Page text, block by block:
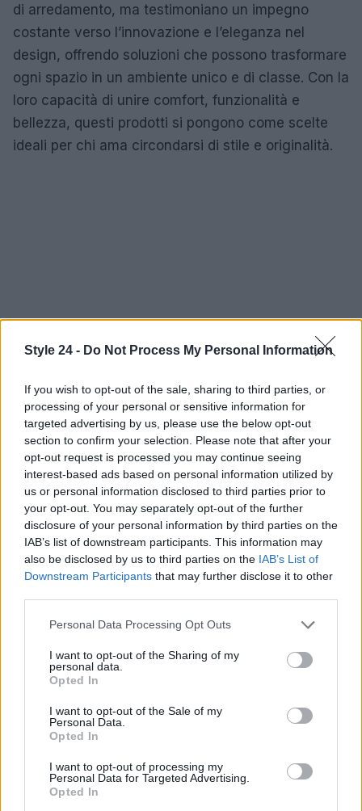
Style 24 - Do Not Process My Personal Information
If you wish to opt-out of the sale, sharing to third parties, or
processing of your personal or sensitive information for
targeted advertising by us, please use the below opt-out
section to confirm your selection. Please note that after your
opt-out request is processed you may continue seeing
interest-based ads based on personal information utilized by
us or personal information disclosed to third parties prior to
your opt-out. You may separately opt-out of the further
disclosure of your personal information by third parties on the
IAB’s list of downstream participants. This information may
also be disclosed by us to third parties on the IAB’s List of
Downstream Participants that may further disclose it to other
Please note that this website/app uses one or more Google
not limited to your visit or usage behaviour. You may click to
grant or deny consent to Google and its third-party tags to
use your data for below specified purposes in below Google
consent section.
Personal Data Processing Opt Outs
I want to opt-out of the Sharing of my
personal data.
Opted In
I want to opt-out of the Sale of my
Personal Data.
Opted In
I want to opt-out of processing my
Personal Data for Targeted Advertising.
Opted In
di arredamento, ma testimoniano un impegno
costante verso l’innovazione e l’eleganza nel
design, offrendo soluzioni che possono trasformare
ogni spazio in un ambiente unico e di classe. Con la
loro capacità di unire comfort, funzionalità e
bellezza, questi prodotti si pongono come scelte
ideali per chi ama circondarsi di stile e originalità.
AUTORE
Staff